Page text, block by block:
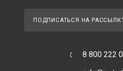
ПОДПИСАТЬСЯ НА
8 800 222